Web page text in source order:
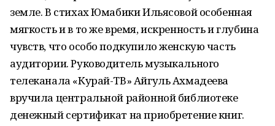
земле. В стихах Юмабики Ильясовой особенная
мягкость и в то же время, искренность и глубина
чувств, что особо подкупило женскую часть
аудитории. Руководитель музыкального
телеканала «Курай-ТВ» Айгуль Ахмадеева
вручила центральной районной библиотеке
денежный сертификат на приобретение книг.